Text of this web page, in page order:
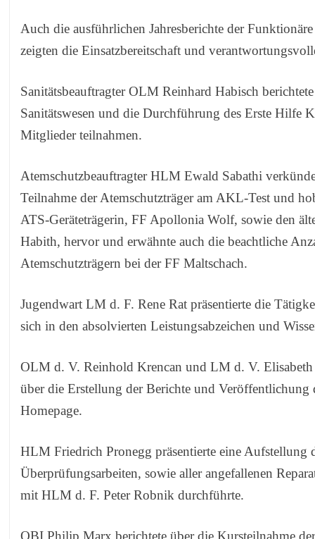
Auch die ausführlichen Jahresberichte der
zeigten die Einsatzbereitschaft und
Sanitätsbeauftragter OLM Reinhard Habisch
Sanitätswesen und die Durchführung des Erste Hilfe
Mitglieder teilnahmen.
Atemschutzbeauftragter HLM Ewald Sabathi
Teilnahme der Atemschutzträger am AKL-Test und
ATS-Geräteträgerin, FF Apollonia Wolf, sowie den
Habith, hervor und erwähnte auch die beachtliche
Atemschutzträgern bei der FF Maltschach.
Jugendwart LM d. F. Rene Rat präsentierte die
sich in den absolvierten Leistungsabzeichen und
OLM d. V. Reinhold Krencan und LM d. V. Elisabeth
über die Erstellung der Berichte und Veröffentlichung
Homepage.
HLM Friedrich Pronegg präsentierte eine Aufstellung
Überprüfungsarbeiten, sowie aller angefallenen
mit HLM d. F. Peter Robnik durchführte.
OBI Philip Marx berichtete über die Kursteilnahme